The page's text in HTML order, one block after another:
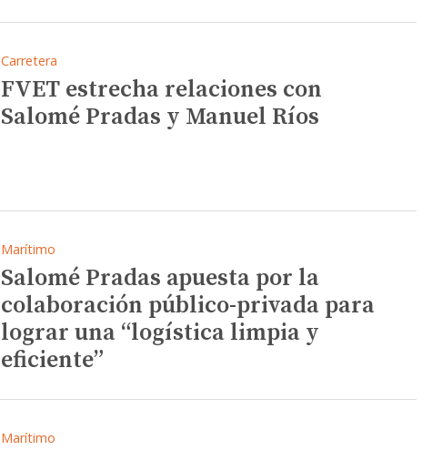
Carretera
FVET estrecha relaciones con
Salomé Pradas y Manuel Ríos
Marítimo
Salomé Pradas apuesta por la
colaboración público-privada para
lograr una “logística limpia y
eficiente”
Marítimo